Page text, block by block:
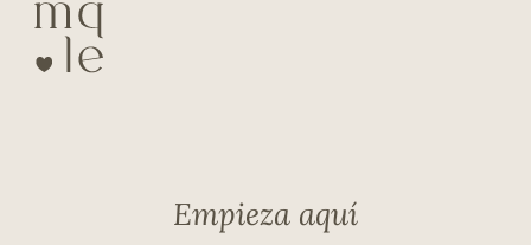
Empieza aquí